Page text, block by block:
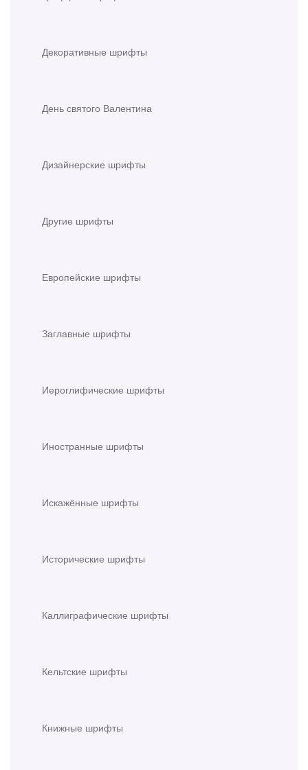
Декоративные шрифты
День святого Валентина
Дизайнерские шрифты
Другие шрифты
Европейские шрифты
Заглавные шрифты
Иероглифические шрифты
Иностранные шрифты
Искажённые шрифты
Исторические шрифты
Каллиграфические шрифты
Кельтские шрифты
Книжные шрифты